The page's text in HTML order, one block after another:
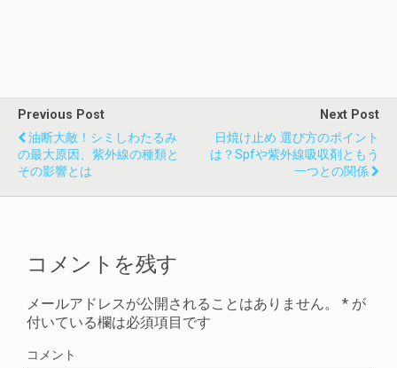
Previous Post
油断大敵！シミしわたるみ
の最大原因、紫外線の種類と
その影響とは
Next Post
日焼け止め 選び方のポイント
は？spfや紫外線吸収剤ともう
一つとの関係
コメントを残す
メールアドレスが公開されることはありません。 * が
付いている欄は必須項目です
コメント